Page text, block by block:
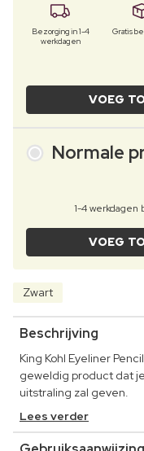
Bezorging in 1-4
werkdagen
Gratis
VOEG
Normale
1-4
VOEG
Zwart
Beschrijving
King Kohl Eyeliner
geweldig product dat
uitstraling zal geven.
Lees verder